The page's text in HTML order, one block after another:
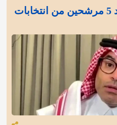
الشيخ يعلق على استبعاد 5 مرشحين من انتخابات